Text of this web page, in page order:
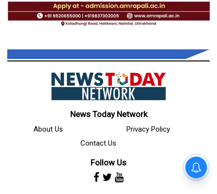
News Today Network
About Us
Privacy Policy
Contact Us
Follow Us